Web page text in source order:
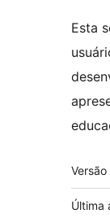
Esta
Meta
Versão
Última